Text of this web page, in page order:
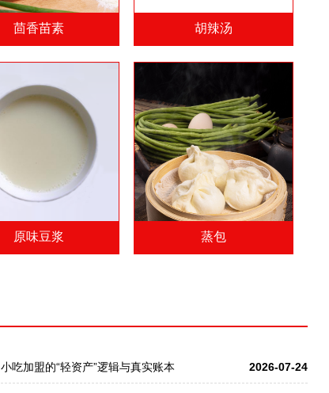
茴香苗素 胡辣汤
原味豆浆 蒸包
小吃加盟的“轻资产”逻辑与真实账本 2026-07-24